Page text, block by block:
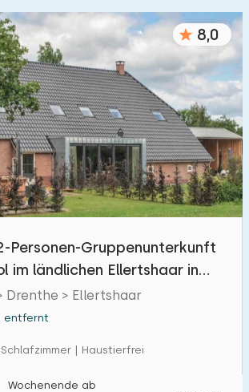
Garten 3
im Garten
0
0
0
im Park 0
8,0
Personen-Gruppenunterkunft
im ländlichen Ellertshaar in
Drenthe > Ellertshaar
entfernt
| Haustierfrei
Wochenende ab